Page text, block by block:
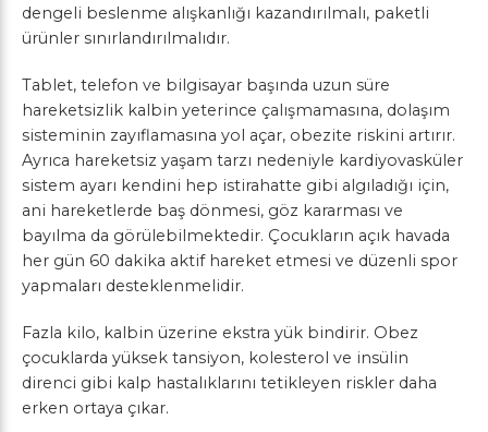
dengeli beslenme alışkanlığı kazandırılmalı, paketli
ürünler sınırlandırılmalıdır.
Tablet, telefon ve bilgisayar başında uzun süre
hareketsizlik kalbin yeterince çalışmamasına, dolaşım
sisteminin zayıflamasına yol açar, obezite riskini artırır.
Ayrıca hareketsiz yaşam tarzı nedeniyle kardiyovasküler
sistem ayarı kendini hep istirahatte gibi algıladığı için,
ani hareketlerde baş dönmesi, göz kararması ve
bayılma da görülebilmektedir. Çocukların açık havada
her gün 60 dakika aktif hareket etmesi ve düzenli spor
yapmaları desteklenmelidir.
Fazla kilo, kalbin üzerine ekstra yük bindirir. Obez
çocuklarda yüksek tansiyon, kolesterol ve insülin
direnci gibi kalp hastalıklarını tetikleyen riskler daha
erken ortaya çıkar.